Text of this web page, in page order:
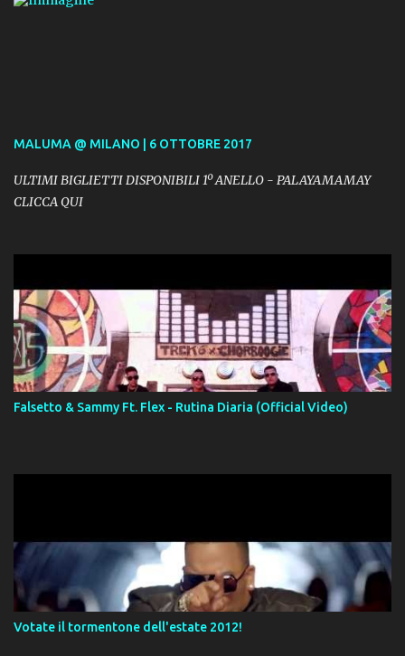
MALUMA @ MILANO | 6 OTTOBRE 2017
ULTIMI BIGLIETTI DISPONIBILI 1º ANELLO - PALAYAMAMAY
CLICCA QUI
Falsetto & Sammy Ft. Flex - Rutina Diaria (Official Video)
Votate il tormentone dell'estate 2012!